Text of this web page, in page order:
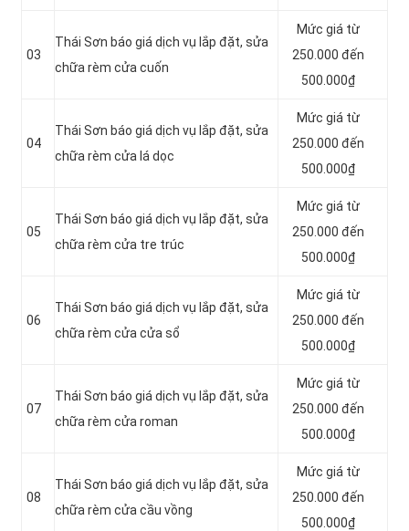
03
Thái Sơn báo giá dịch vụ lắp đặt, sửa
chữa rèm cửa cuốn
Mức giá từ
250.000 đến
500.000₫
04
Thái Sơn báo giá dịch vụ lắp đặt, sửa
chữa rèm cửa lá dọc
Mức giá từ
250.000 đến
500.000₫
05
Thái Sơn báo giá dịch vụ lắp đặt, sửa
chữa rèm cửa tre trúc
Mức giá từ
250.000 đến
500.000₫
06
Thái Sơn báo giá dịch vụ lắp đặt, sửa
chữa rèm cửa cửa sổ
Mức giá từ
250.000 đến
500.000₫
07
Thái Sơn báo giá dịch vụ lắp đặt, sửa
chữa rèm cửa roman
Mức giá từ
250.000 đến
500.000₫
08
Thái Sơn báo giá dịch vụ lắp đặt, sửa
chữa rèm cửa cầu vồng
Mức giá từ
250.000 đến
500.000₫